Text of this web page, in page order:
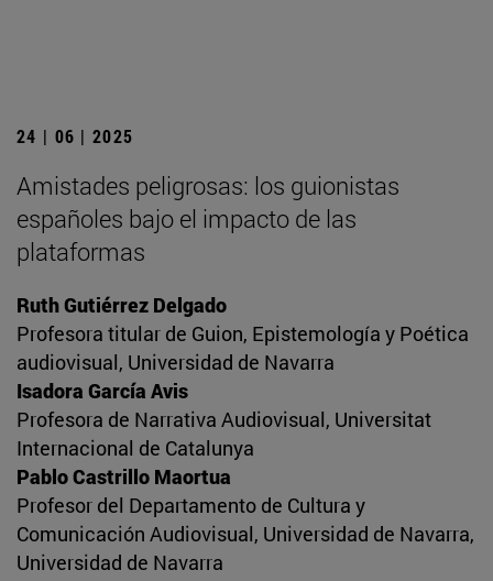
24 | 06 | 2025
Amistades peligrosas: los guionistas
españoles bajo el impacto de las
plataformas
Ruth Gutiérrez Delgado
Profesora titular de Guion, Epistemología y Poética
audiovisual, Universidad de Navarra
Isadora García Avis
Profesora de Narrativa Audiovisual, Universitat
Internacional de Catalunya
Pablo Castrillo Maortua
Profesor del Departamento de Cultura y
Comunicación Audiovisual, Universidad de Navarra,
Universidad de Navarra